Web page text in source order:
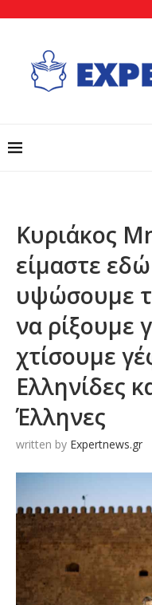
Κυριάκος
είμαστε
υψώσουμε
να ρίξουμε
χτίσουμε
Ελληνίδες
Έλληνες
written by Expertnews.gr